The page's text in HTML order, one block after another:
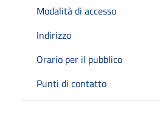
Modalità di accesso
Indirizzo
Orario per il pubblico
Punti di contatto